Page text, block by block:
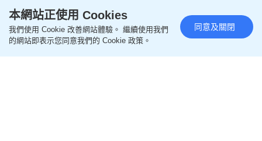
陳凱琳母子因戲院風波遭狠批 鄭
嘉穎潛水被轟軟飯男 Grace粉
本網站正使用 Cookies
我們使用 Cookie 改善網站體驗。 繼續使用我們
的網站即表示您同意我們的 Cookie 政策。
同意及關閉